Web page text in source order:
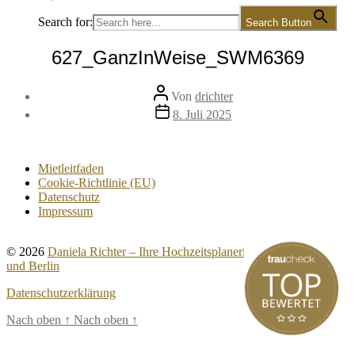
Search for: Search Button
627_GanzInWeise_SWM6369
Beitragsautor
Von drichter
Veröffentlichungsdatum
8. Juli 2025
Mietleitfaden
Cookie-Richtlinie (EU)
Datenschutz
Impressum
© 2026 Daniela Richter – Ihre Hochzeitsplanerin für Brandenburg
und Berlin
Datenschutzerklärung
Nach oben ↑ Nach oben ↑